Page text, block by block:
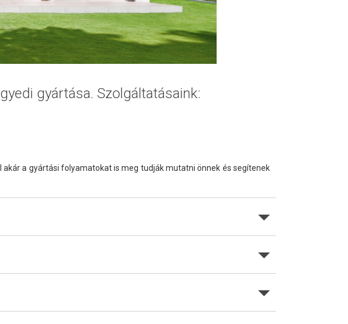
gyártása. Szolgáltatásaink:
a gyártási folyamatokat is meg tudják mutatni önnek és segítenek